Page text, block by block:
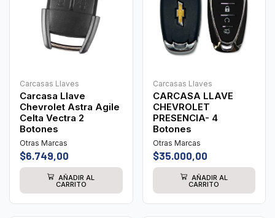
Carcasas Llaves
Carcasa Llave
Chevrolet Astra Agile
Celta Vectra 2
Botones
Otras Marcas
$6.749,00
AÑADIR AL
CARRITO
Carcasas Llaves
CARCASA LLAVE
CHEVROLET
PRESENCIA- 4
Botones
Otras Marcas
$35.000,00
AÑADIR AL
CARRITO